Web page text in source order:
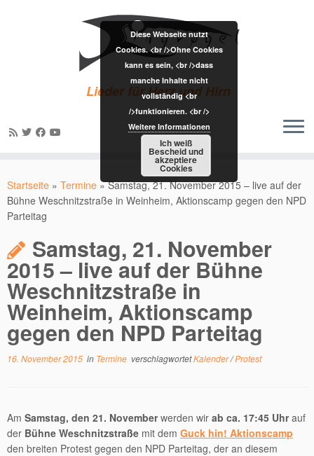
Inhalt
springen
Lieder für Herz und Hirn
Startseite » Termine » Samstag, 21. November 2015 – live auf der
Bühne Weschnitzstraße in Weinheim, Aktionscamp gegen den NPD
Parteitag
Samstag, 21. November
2015 – live auf der Bühne
Weschnitzstraße in
Weinheim, Aktionscamp
gegen den NPD Parteitag
16. November 2015 in Termine verschlagwortetKalender/Protest
Am Samstag, den 21. Novemberwerden wir ab ca. 17:45 Uhrauf
der Bühne Weschnitzstraße mit dem Guck hin! Aktionscamp
den breiten Protest gegen den NPD Parteitag, der an diesem
Diese Webseite nutzt
Cookies. <br />Ohne Cookies
kann es sein, <br />dass
manche Inhalte nicht
vollständig <br
/>funktionieren. <br />
Weitere Informationen
Ich weiß
Bescheid und
akzeptiere
Cookies